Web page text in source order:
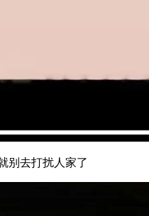
别去打扰人家了